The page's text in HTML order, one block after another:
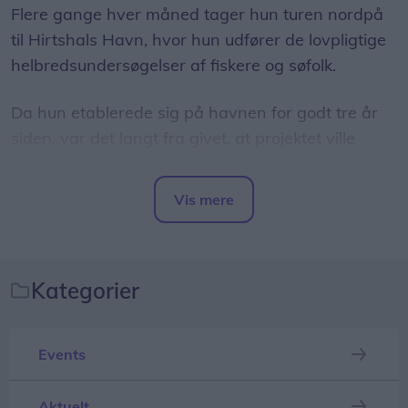
Flere gange hver måned tager hun turen nordpå
til Hirtshals Havn, hvor hun udfører de lovpligtige
helbredsundersøgelser af fiskere og søfolk.
Da hun etablerede sig på havnen for godt tre år
- Jeg vidste jo ikke, om det kunne løbe rundt. Men
mange fiskere og sømænd. Det går lidt som ringe i
Vis mere
Kategorier
Events